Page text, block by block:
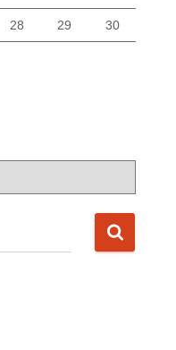
28 29 30